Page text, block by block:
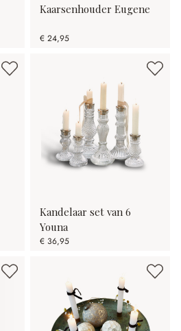
Kaarsenhouder Eugene
€ 24,95
Kandelaar set van 6
Youna
€ 36,95